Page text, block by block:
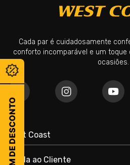
CUPOM DE DESCONTO
Cada par é cuidadosamente
conforto incomparável e um toque
ocasiões.
West Coast
Quem Somos
Ajuda ao Cliente